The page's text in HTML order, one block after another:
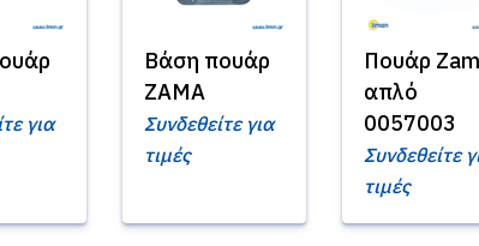
για
Βάση πουάρ
ZAMA
Συνδεθείτε για
τιμές
Πουάρ
απλό
0057003
Συνδεθείτε
τιμές